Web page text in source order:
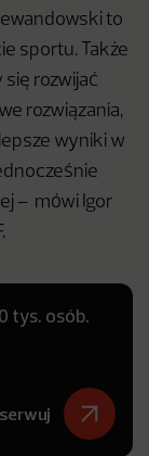
to
sportu. Także
rozwijać
rozwiązania,
wyniki w
– mówi Igor
tys. osób.